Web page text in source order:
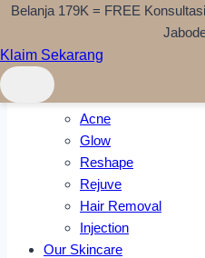
Skip to content
Home
Treatments
Acne
Glow
Reshape
Rejuve
Hair Removal
Injection
Our Skincare
Belanja 179K = FREE
Klaim Sekarang